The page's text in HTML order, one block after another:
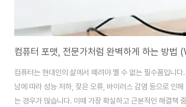
컴퓨터는 현대인의 삶에서 떼려야 뗄 수 없는 필수품입니다.
남에 따라 성능 저하, 잦은 오류, 바이러스 감염 등으로 인해
는 경우가 많습니다. 이때 가장 확실하고 근본적인 해결책